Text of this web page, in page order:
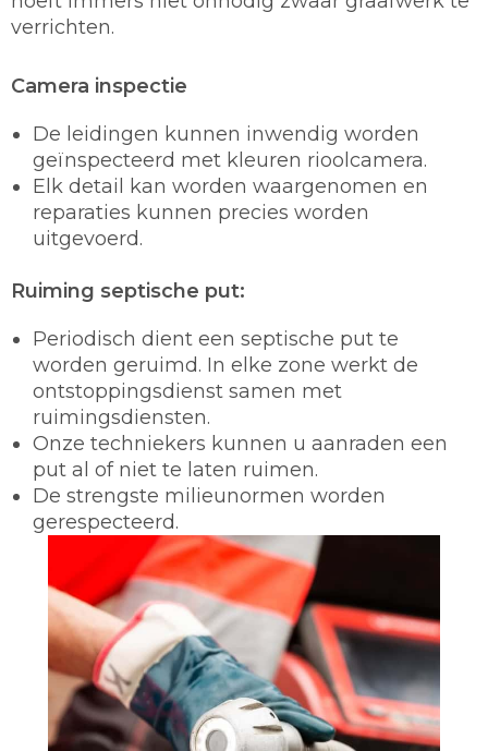
verrichten.
Camera inspectie
De leidingen kunnen inwendig worden
geïnspecteerd met kleuren rioolcamera.
Elk detail kan worden waargenomen en
reparaties kunnen precies worden
uitgevoerd.
Ruiming septische put:
Periodisch dient een septische put te
worden geruimd. In elke zone werkt de
ontstoppingsdienst samen met
ruimingsdiensten.
Onze techniekers kunnen u aanraden een
put al of niet te laten ruimen.
De strengste milieunormen worden
gerespecteerd.